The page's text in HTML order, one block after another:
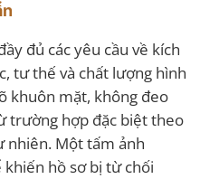
đủ các yêu cầu về kích
tư thế và chất lượng hình
khuôn mặt, không đeo
trường hợp đặc biệt theo
nhiên. Một tấm ảnh
hồ sơ bị từ chối